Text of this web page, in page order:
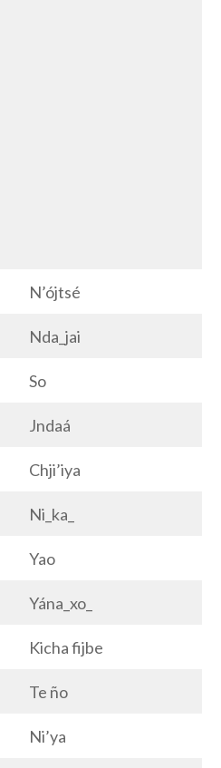
N’ójtsé
Nda_jai
So
Jndaá
Chji’iya
Ni_ka_
Yao
Yána_xo_
Kicha fijbe
Te ño
Ni’ya